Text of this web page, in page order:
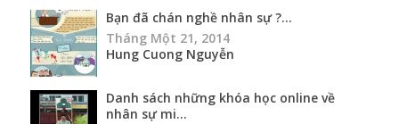
Bạn đã chán nghề nhân sự ?...
Tháng Một 21, 2014
Hung Cuong Nguyễn
Danh sách những khóa học online về
nhân sự mi...